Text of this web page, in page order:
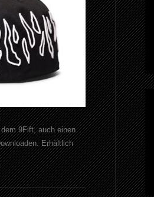
9Fift, auch einen
Erhältlich